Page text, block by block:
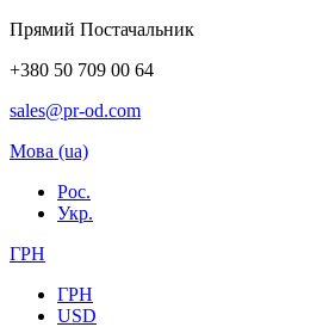
Прямий Постачальник
+380 50 709 00 64
sales@pr-od.com
Мова (ua)
Рос.
Укр.
ГРН
ГРН
USD